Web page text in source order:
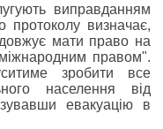
виправданням
протоколу визначає,
мати право на
правом".
зробити все
населення від
евакуацію в